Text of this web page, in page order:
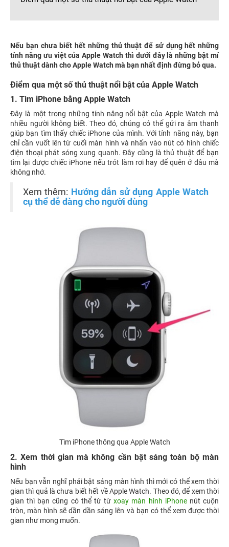
Nếu bạn chưa biết hết những thủ thuật để sử dụng hết những
tính năng ưu việt của Apple Watch thì dưới đây là những bật mí
thủ thuật dành cho Apple Watch mà bạn nhất định đừng bỏ qua.
Điểm qua một số thủ thuật nổi bật của Apple Watch
1. Tìm iPhone bằng Apple Watch
Đây là một trong những tính năng nổi bật của Apple Watch mà
nhiều người không biết. Theo đó, chúng có thể gửi ra âm thanh
giúp bạn tìm thấy chiếc iPhone của mình. Với tính năng này, bạn
chỉ cần vuốt lên từ cuối màn hình và nhấn vào nút có hình chiếc
điện thoại phát sóng xung quanh. Đây cũng là thủ thuật để bạn
tìm lại được chiếc iPhone nếu trót làm rơi hay để quên ở đâu mà
không nhớ.
Xem thêm: Hướng dẫn sử dụng Apple Watch
cụ thể dễ dàng cho người dùng
Tìm iPhone thông qua Apple Watch
2. Xem thời gian mà không cần bật sáng toàn bộ màn
hình
Nếu bạn vẫn nghĩ phải bật sáng màn hình thì mới có thể xem thời
gian thì quả là chưa biết hết về Apple Watch. Theo đó, để xem thời
gian thì bạn cũng có thể từ từxoay màn hình iPhonenút cuộn
tròn, màn hình sẽ dần dần sáng lên và bạn có thể xem được thời
gian như mong muốn.